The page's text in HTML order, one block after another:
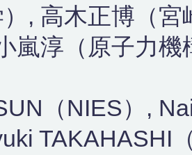
, 高木正博（
嵐淳（原子力
（NIES）,
TAKAHASHI